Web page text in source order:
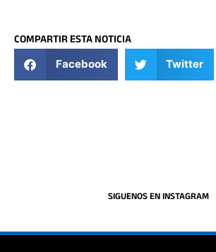
COMPARTIR ESTA NOTICIA
Facebook Twitter
SIGUENOS EN INSTAGRAM